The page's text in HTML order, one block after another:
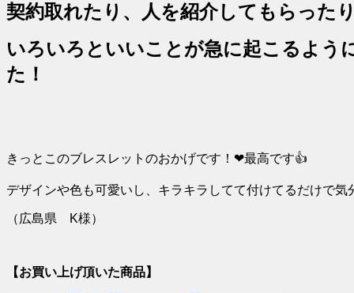
契約取れたり、人を紹介してもらった
いろいろといいことが急に起こるよう
た！
きっとこのブレスレットのおかげです！❤最高です👍
デザインや色も可愛いし、キラキラしてて付けてるだけで気
（広島県 K様）
【お買い上げ頂いた商品】